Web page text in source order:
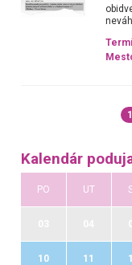
1
Kalendár
PO UT
10 11